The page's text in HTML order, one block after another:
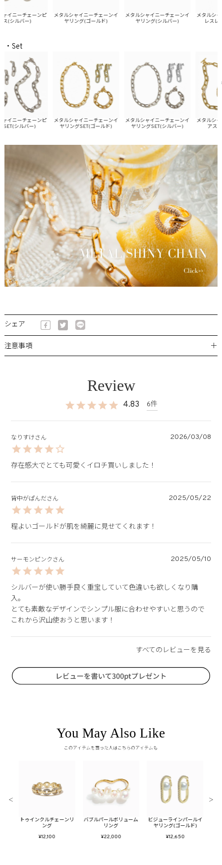
ニーチェーンピ
ルバー)
メタルシャイニーチェーンイ
ヤリング(ゴールド)
メタルシャイニーチェーンイ
ヤリング(シルバー)
メタルシャイ
レスレッ
・Set
ニーチェーンピ
シルバー)
メタルシャイニーチェーンイ
ヤリングSET(ゴールド)
メタルシャイニーチェーンイ
ヤリングSET(シルバー)
メタルシャイ
アス
シェア
注意事項 ＋
4.83 6
なりすけ 2026/03/08
存在感大でとても可愛くイロチ買いしました！
背中がぱんだ 2025/05/22
程よいゴールドが肌を綺麗に見せてくれます！
サーモンピンク 2025/05/10
シルバーが使い勝手良く重宝していて色違いも欲しくなり購
入。
とても素敵なデザインでシンプル服に合わせやすいと思うので
これから沢山使おうと思います！
You May Also Like
このアイテムを買った人はこちらのアイテムも
トゥインクルチェーンリ
ング
¥12,100
バブルパールボリューム
リング
¥22,000
ビジューラインパールイ
ヤリング(ゴールド)
¥12,650
＜ ＞